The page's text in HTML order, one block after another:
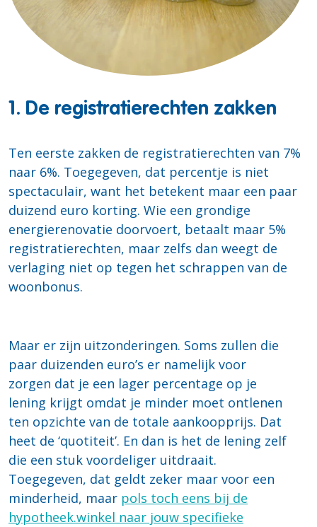
1. De registratierechten zakken
Ten eerste zakken de registratierechten van 7%
naar 6%. Toegegeven, dat percentje is niet
spectaculair, want het betekent maar een paar
duizend euro korting. Wie een grondige
energierenovatie doorvoert, betaalt maar 5%
registratierechten, maar zelfs dan weegt de
verlaging niet op tegen het schrappen van de
woonbonus.
Maar er zijn uitzonderingen. Soms zullen die
paar duizenden euro’s er namelijk voor
zorgen dat je een lager percentage op je
lening krijgt omdat je minder moet ontlenen
ten opzichte van de totale aankoopprijs. Dat
heet de ‘quotiteit’. En dan is het de lening zelf
die een stuk voordeliger uitdraait.
Toegegeven, dat geldt zeker maar voor een
minderheid, maar pols toch eens bij de
hypotheek.winkel naar jouw specifieke